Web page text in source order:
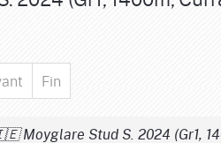
Fin
Moyglare Stud S. 2024 (Gr1,